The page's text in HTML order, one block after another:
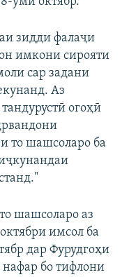
зидди фалаҷи
имкони сирояти
сар задани
Аз
огоҳӣ
то шашсоларо ба
шашсоларо аз
имсол ба
дар Фурудгоҳи
бо тифлони